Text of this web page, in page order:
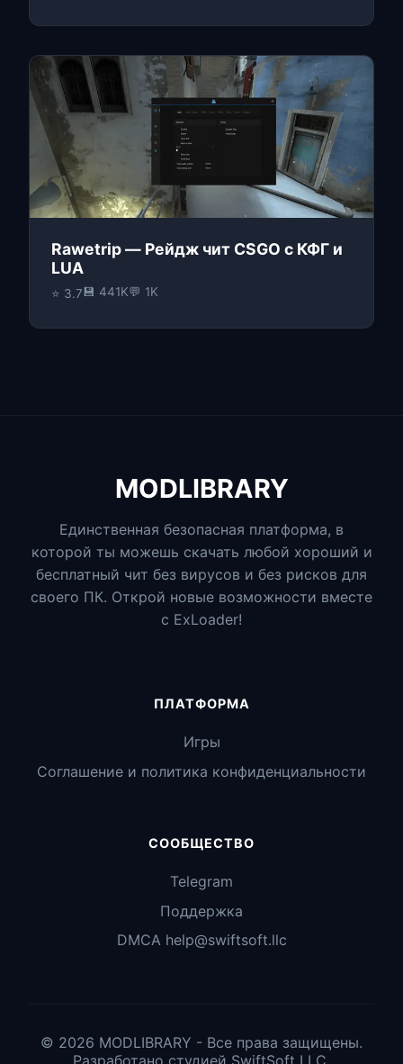
Rawetrip — Рейдж чит CSGO с КФГ и
LUA
⭐ 3.7💾 441K💬 1K
MODLIBRARY
Единственная безопасная платформа, в
которой ты можешь скачать любой хороший и
бесплатный чит без вирусов и без рисков для
своего ПК. Открой новые возможности вместе
с ExLoader!
ПЛАТФОРМА
Игры
Соглашение и политика конфиденциальности
СООБЩЕСТВО
Telegram
Поддержка
DMCA help@swiftsoft.llc
© 2026 MODLIBRARY - Все права защищены.